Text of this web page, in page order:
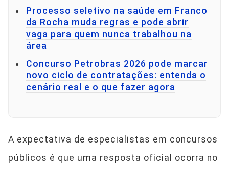
Processo seletivo na saúde em Franco
da Rocha muda regras e pode abrir
vaga para quem nunca trabalhou na
área
Concurso Petrobras 2026 pode marcar
novo ciclo de contratações: entenda o
cenário real e o que fazer agora
A expectativa de especialistas em concursos
públicos é que uma resposta oficial ocorra no